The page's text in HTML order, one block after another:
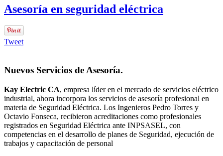
Asesoría en seguridad eléctrica
Tweet
Nuevos Servicios de Asesoría.
Kay Electric CA, empresa líder en el mercado de servicios eléctrico
industrial, ahora incorpora los servicios de asesoría profesional en
materia de Seguridad Eléctrica. Los Ingenieros Pedro Torres y
Octavio Fonseca, recibieron acreditaciones como profesionales
registrados en Seguridad Eléctrica ante INPSASEL, con
competencias en el desarrollo de planes de Seguridad, ejecución de
trabajos y capacitación de personal